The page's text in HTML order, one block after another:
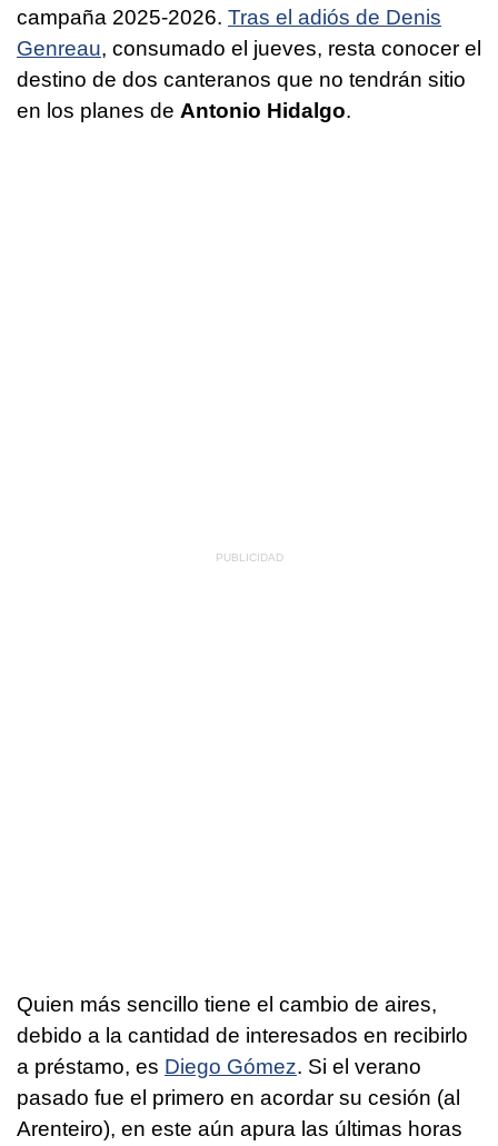
campaña 2025-2026. Tras el adiós de Denis
Genreau, consumado el jueves, resta conocer el
destino de dos canteranos que no tendrán sitio
en los planes de Antonio Hidalgo.
Quien más sencillo tiene el cambio de aires,
debido a la cantidad de interesados en recibirlo
a préstamo, es Diego Gómez. Si el verano
pasado fue el primero en acordar su cesión (al
Arenteiro), en este aún apura las últimas horas